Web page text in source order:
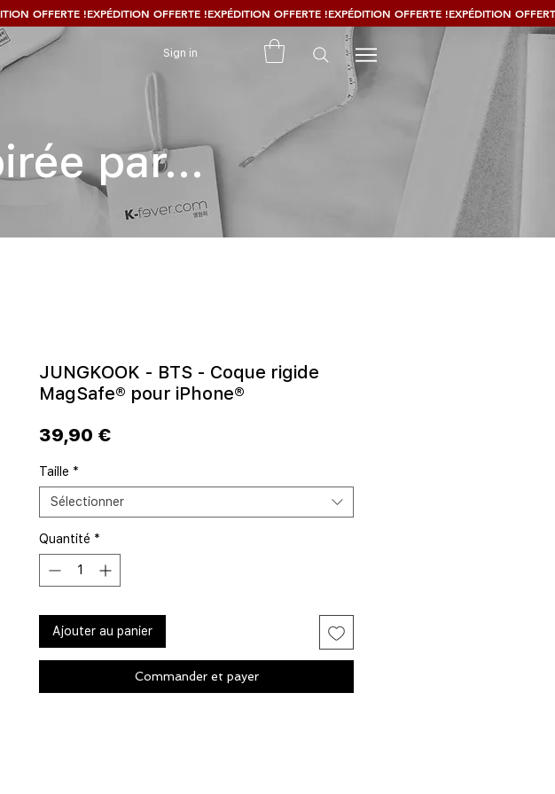
Sign in
par...
JUNGKOOK - BTS - Coque rigide
MagSafe® pour iPhone®
39,90 €Prix
Taille *
Sélectionner
Quantité *
Ajouter au panier
Commander et payer